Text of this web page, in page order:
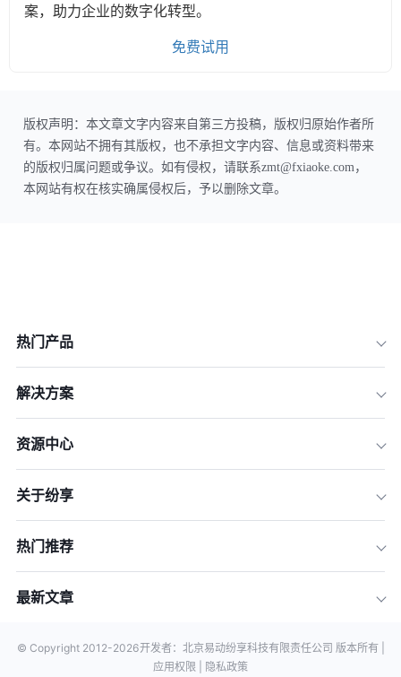
案，助力企业的数字化转型。
免费试用
版权声明：本文章文字内容来自第三方投稿，版权归原始作者所
有。本网站不拥有其版权，也不承担文字内容、信息或资料带来
的版权归属问题或争议。如有侵权，请联系zmt@fxiaoke.com，
本网站有权在核实确属侵权后，予以删除文章。
热门产品
解决方案
资源中心
关于纷享
热门推荐
最新文章
© Copyright 2012-2026开发者：北京易动纷享科技有限责任公司 版本所有 |
应用权限 |
隐私政策